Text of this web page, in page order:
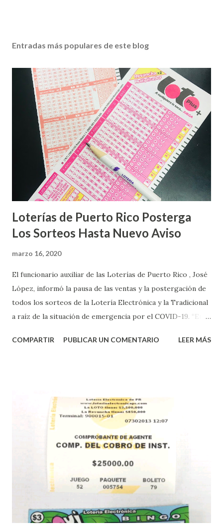
Entradas más populares de este blog
Loterías de Puerto Rico Posterga
Los Sorteos Hasta Nuevo Aviso
marzo 16, 2020
El funcionario auxiliar de las Loterías de Puerto Rico , José
López, informó la pausa de las ventas y la postergación de
todos los sorteos de la Lotería Electrónica y la Tradicional
a raíz de la situación de emergencia por el COVID-19. “En
proteger la salud de nuestros empleados, vendedores y
instantáneos”, indicó López. Sobre el sorteo de Powerball,
López explicó que el mismo se continuará realizando en los
Estados Unidos y los jugadores podrán conocer los
números ganadores del mismo a través de la página
aquellos con jugadas anticipadas de los sorteos locales (
Loto, Revancha, Pega 2, Pega 3 Pega 4 ) se les informará
Mientras, que l...
COMPARTIR PUBLICAR UN COMENTARIO LEER MÁS